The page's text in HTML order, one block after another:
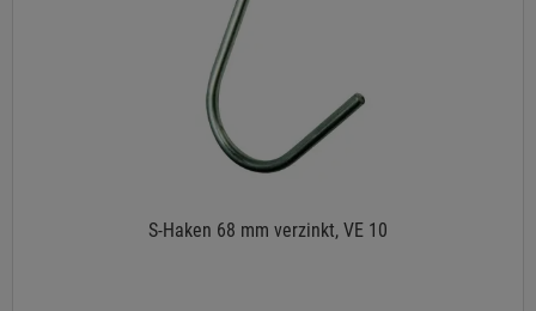
S-Haken 68 mm verzinkt, VE 10